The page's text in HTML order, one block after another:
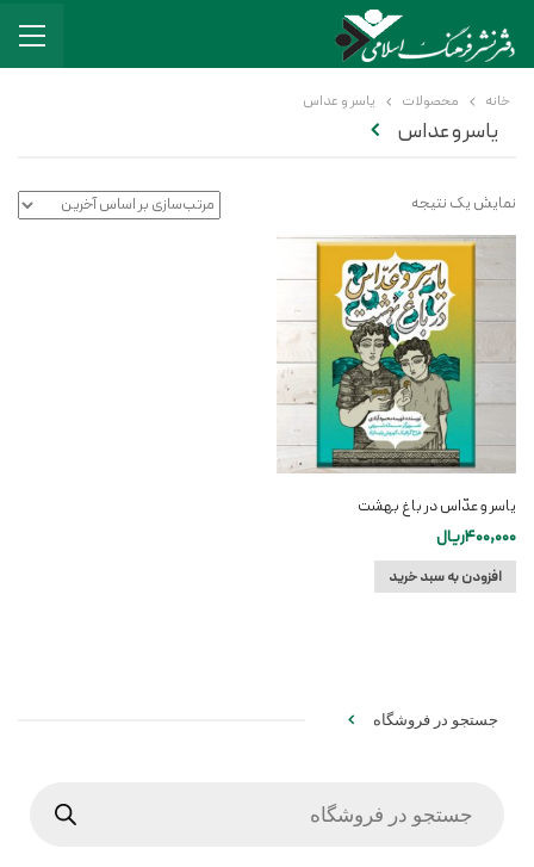
خانه محصولات یاسر و عداس
یاسر و عداس
نمایش یک نتیجه
یاسر و عدّاس در باغ بهشت
400,000ریال
افزودن به سبد خرید
جستجو در فروشگاه